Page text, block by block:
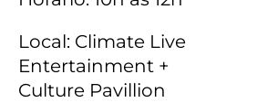
Local: Climate Live
Entertainment +
Culture Pavillion